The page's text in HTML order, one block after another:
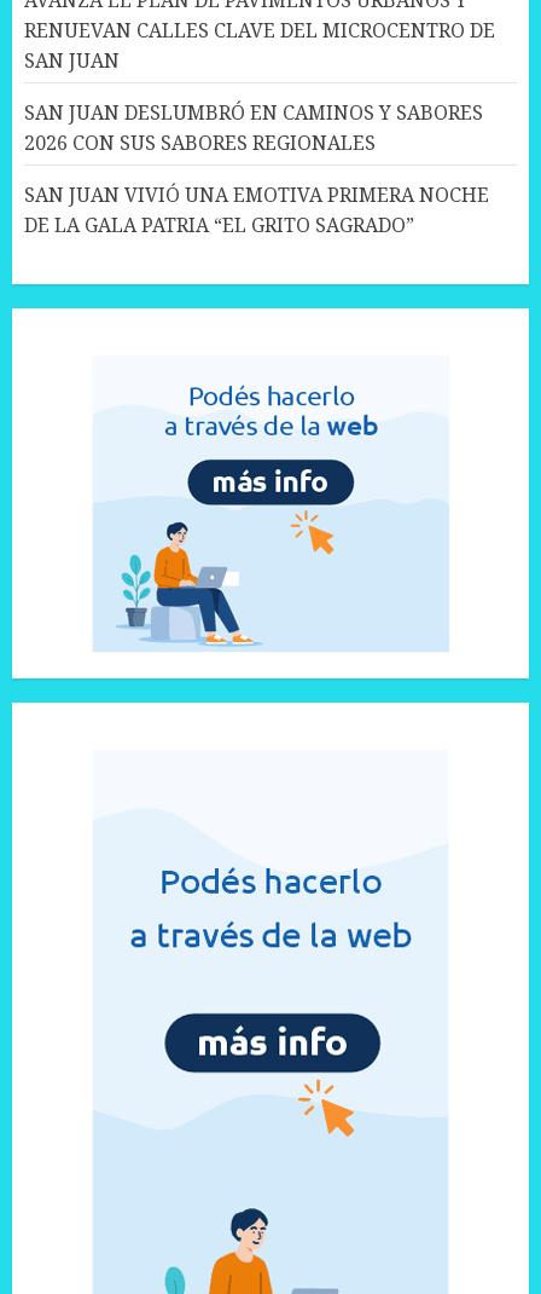
RENUEVAN CALLES CLAVE DEL MICROCENTRO DE
SAN JUAN
SAN JUAN DESLUMBRÓ EN CAMINOS Y SABORES
2026 CON SUS SABORES REGIONALES
SAN JUAN VIVIÓ UNA EMOTIVA PRIMERA NOCHE
DE LA GALA PATRIA “EL GRITO SAGRADO”